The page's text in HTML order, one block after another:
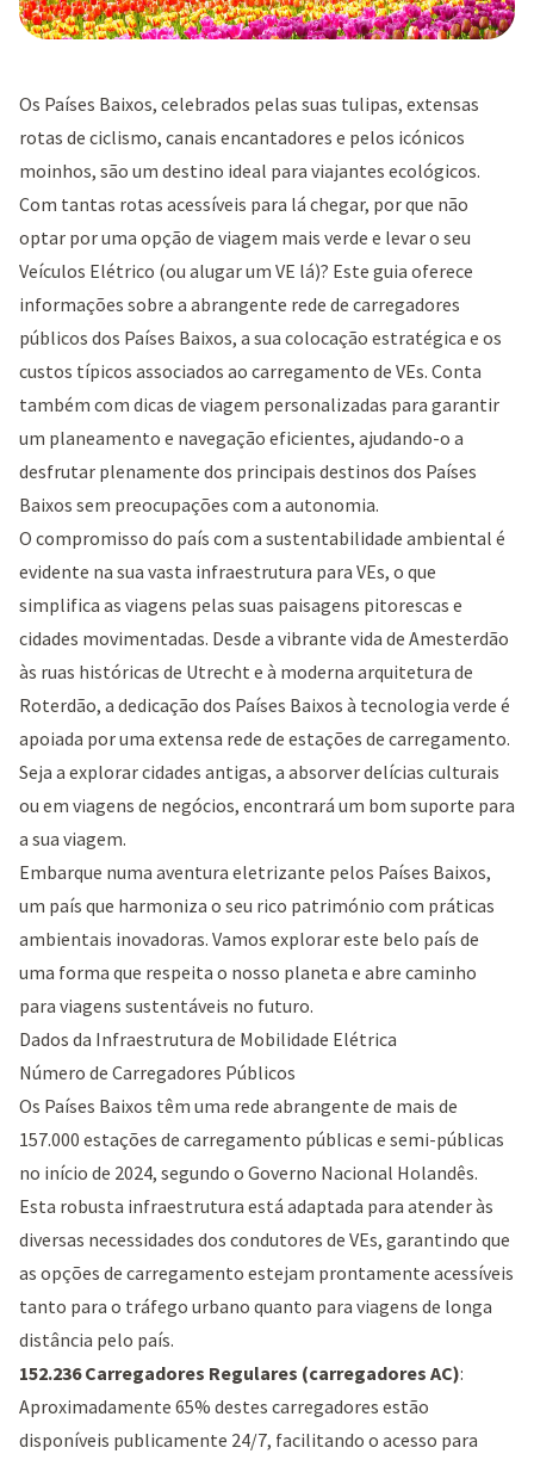
Os Países Baixos, celebrados pelas suas tulipas, extensas
rotas de ciclismo, canais encantadores e pelos icónicos
moinhos, são um destino ideal para viajantes ecológicos.
Com tantas rotas acessíveis para lá chegar, por que não
optar por uma opção de viagem mais verde e levar o seu
Veículos Elétrico (ou alugar um VE lá)? Este guia oferece
informações sobre a abrangente rede de carregadores
públicos dos Países Baixos, a sua colocação estratégica e os
custos típicos associados ao carregamento de VEs. Conta
também com dicas de viagem personalizadas para garantir
um planeamento e navegação eficientes, ajudando-o a
desfrutar plenamente dos principais destinos dos Países
Baixos sem preocupações com a autonomia.
O compromisso do país com a sustentabilidade ambiental é
evidente na sua vasta infraestrutura para VEs, o que
simplifica as viagens pelas suas paisagens pitorescas e
cidades movimentadas. Desde a vibrante vida de Amesterdão
às ruas históricas de Utrecht e à moderna arquitetura de
Roterdão, a dedicação dos Países Baixos à tecnologia verde é
apoiada por uma extensa rede de estações de carregamento.
Seja a explorar cidades antigas, a absorver delícias culturais
ou em viagens de negócios, encontrará um bom suporte para
a sua viagem.
Embarque numa aventura eletrizante pelos Países Baixos,
um país que harmoniza o seu rico património com práticas
ambientais inovadoras. Vamos explorar este belo país de
uma forma que respeita o nosso planeta e abre caminho
para viagens sustentáveis no futuro.
Dados da Infraestrutura de Mobilidade Elétrica
Número de Carregadores Públicos
Os Países Baixos têm uma rede abrangente de mais de
157.000 estações de carregamento públicas e semi-públicas
no início de 2024, segundo o Governo Nacional Holandês.
Esta robusta infraestrutura está adaptada para atender às
diversas necessidades dos condutores de VEs, garantindo que
as opções de carregamento estejam prontamente acessíveis
tanto para o tráfego urbano quanto para viagens de longa
distância pelo país.
152.236 Carregadores Regulares (carregadores AC):
Aproximadamente 65% destes carregadores estão
disponíveis publicamente 24/7, facilitando o acesso para